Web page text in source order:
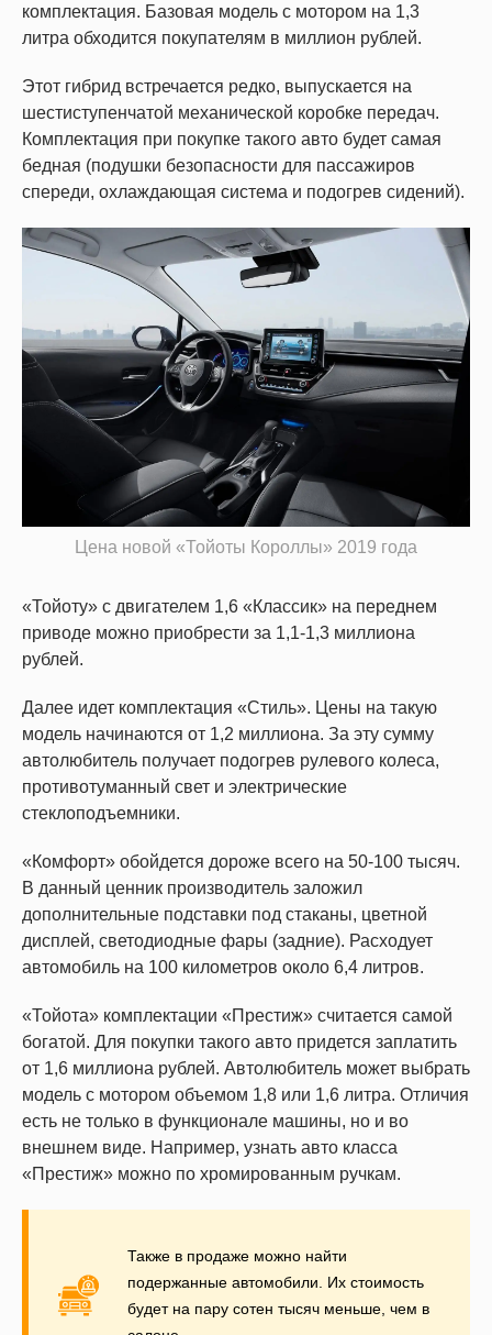
комплектация. Базовая модель с мотором на 1,3
литра обходится покупателям в миллион рублей.
Этот гибрид встречается редко, выпускается на
шестиступенчатой механической коробке передач.
Комплектация при покупке такого авто будет самая
бедная (подушки безопасности для пассажиров
спереди, охлаждающая система и подогрев сидений).
Цена новой «Тойоты Короллы» 2019 года
«Тойоту» с двигателем 1,6 «Классик» на переднем
приводе можно приобрести за 1,1-1,3 миллиона
рублей.
Далее идет комплектация «Стиль». Цены на такую
модель начинаются от 1,2 миллиона. За эту сумму
автолюбитель получает подогрев рулевого колеса,
противотуманный свет и электрические
стеклоподъемники.
«Комфорт» обойдется дороже всего на 50-100 тысяч.
В данный ценник производитель заложил
дополнительные подставки под стаканы, цветной
дисплей, светодиодные фары (задние). Расходует
автомобиль на 100 километров около 6,4 литров.
«Тойота» комплектации «Престиж» считается самой
богатой. Для покупки такого авто придется заплатить
от 1,6 миллиона рублей. Автолюбитель может выбрать
модель с мотором объемом 1,8 или 1,6 литра. Отличия
есть не только в функционале машины, но и во
внешнем виде. Например, узнать авто класса
«Престиж» можно по хромированным ручкам.
Также в продаже можно найти
подержанные автомобили. Их стоимость
будет на пару сотен тысяч меньше, чем в